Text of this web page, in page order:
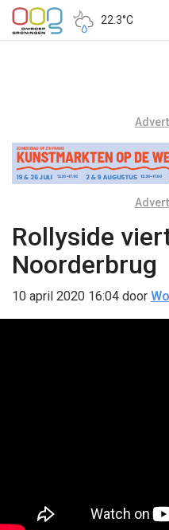
22.3°C
Rollyside
Noorderbrug
10 april 2020 16:04 door